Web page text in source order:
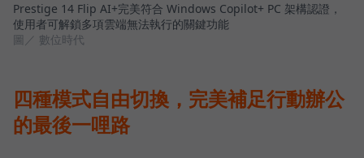
Prestige 14 Flip AI+完美符合 Windows Copilot+ PC 架構認證，
使用者可解鎖多項雲端無法執行的關鍵功能
圖／ 數位時代
四種模式自由切換，完美補足行動辦公
的最後一哩路